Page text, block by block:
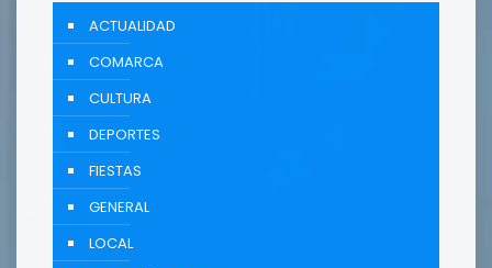
ACTUALIDAD
COMARCA
CULTURA
DEPORTES
FIESTAS
GENERAL
LOCAL